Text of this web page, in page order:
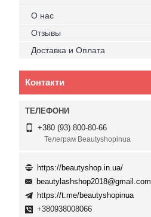
О нас
Отзывы
Доставка и Оплата
Контакти
+380 (93) 800-80-66
Телеграм Beautyshopinua
https://beautyshop.in.ua/
beautylashshop2018@gmail.com
https://t.me/beautyshopinua
+380938008066